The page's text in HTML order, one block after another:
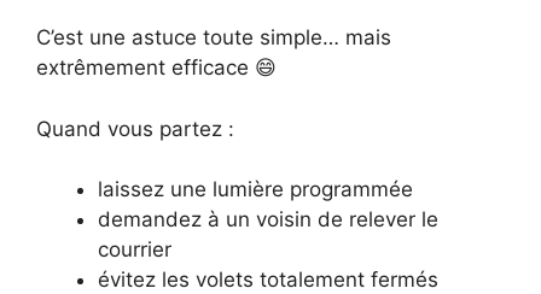
C’est une astuce toute simple… mais
extrêmement efficace 😄
Quand vous partez :
laissez une lumière programmée
demandez à un voisin de relever le
courrier
évitez les volets totalement fermés